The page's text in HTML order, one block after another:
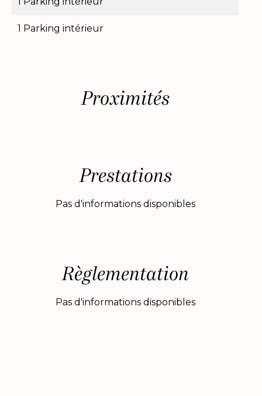
1 Parking intérieur
Proximités
Prestations
Pas d'informations disponibles
Règlementation
Pas d'informations disponibles